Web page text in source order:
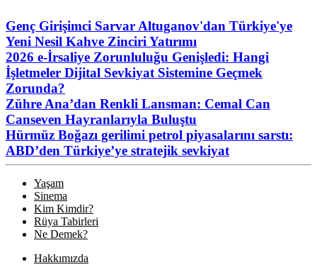
Genç Girişimci Sarvar Altuganov'dan Türkiye'ye
Yeni Nesil Kahve Zinciri Yatırımı
2026 e-İrsaliye Zorunluluğu Genişledi: Hangi
İşletmeler Dijital Sevkiyat Sistemine Geçmek
Zorunda?
Zühre Ana’dan Renkli Lansman: Cemal Can
Canseven Hayranlarıyla Buluştu
Hürmüz Boğazı gerilimi petrol piyasalarını sarstı:
ABD’den Türkiye’ye stratejik sevkiyat
Yaşam
Sinema
Kim Kimdir?
Rüya Tabirleri
Ne Demek?
Hakkımızda